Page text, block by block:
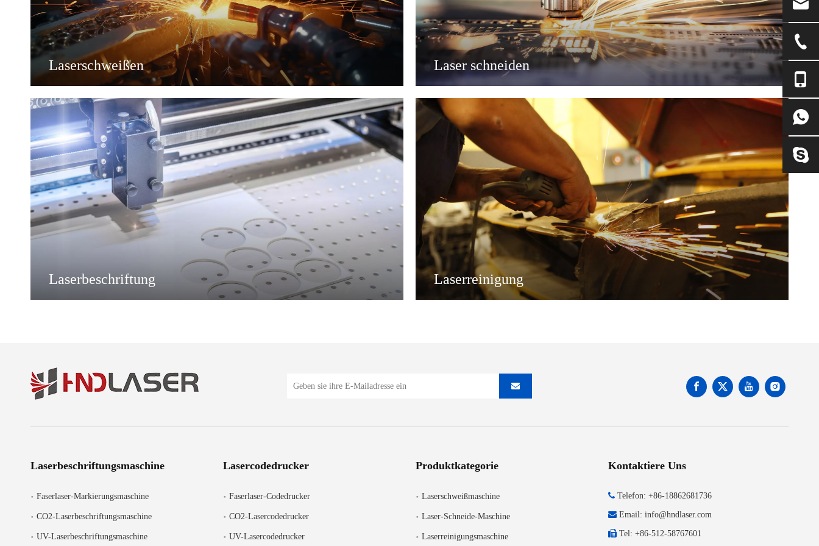
Laserschweißen Laser schneiden
Laserbeschriftung Laserreinigung
Laserbeschriftungsmaschine
Faserlaser-Markierungsmaschine
CO2-Laserbeschriftungsmaschine
UV-Laserbeschriftungsmaschine
Lasercodedrucker
Faserlaser-Codedrucker
CO2-Lasercodedrucker
UV-Lasercodedrucker
Produktkategorie
Laserschweißmaschine
Laser-Schneide-Maschine
Laserreinigungsmaschine
Kontaktiere Uns
 Telefon: +86-18862681736
 Email: info@hndlaser.com
 Tel: +86-512-58767601